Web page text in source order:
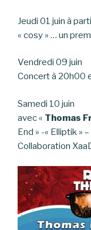
Jeudi 01 juin à
« cosy » … un
Vendredi 09 juin
Concert à 20h00
Samedi 10 juin
avec « Thomas
End » -« Elliptik »
Collaboration